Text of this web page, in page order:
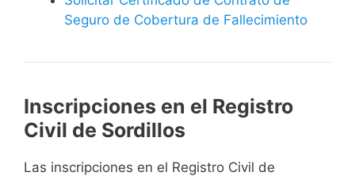
Seguro de Cobertura de Fallecimiento
Inscripciones en el Registro
Civil de Sordillos
Las inscripciones en el Registro Civil de